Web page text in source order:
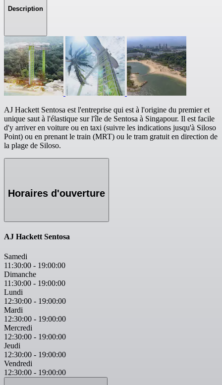
Description
AJ Hackett Sentosa est l'entreprise qui est à l'origine du premier et
unique saut à l'élastique sur l'île de Sentosa à Singapour. Il est facile
d'y arriver en voiture ou en taxi (suivre les indications jusqu'à Siloso
Point) ou en prenant le train (MRT) ou le tram gratuit en direction de
la plage de Siloso.
Horaires d'ouverture
AJ Hackett Sentosa
Samedi
11:30:00 - 19:00:00
Dimanche
11:30:00 - 19:00:00
Lundi
12:30:00 - 19:00:00
Mardi
12:30:00 - 19:00:00
Mercredi
12:30:00 - 19:00:00
Jeudi
12:30:00 - 19:00:00
Vendredi
12:30:00 - 19:00:00